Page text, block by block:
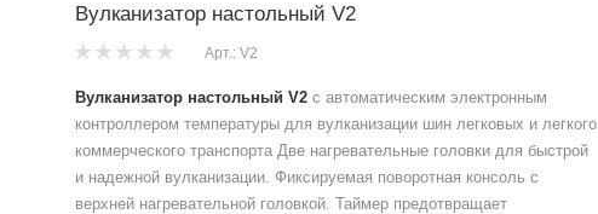
Вулканизатор настольный V2
Арт.: V2
Вулканизатор настольный V2 с автоматическим электронным
контроллером температуры для вулканизации шин легковых и легкого
коммерческого транспорта Две нагревательные головки для быстрой
и надежной вулканизации. Фиксируемая поворотная консоль с
верхней нагревательной головкой. Таймер предотвращает